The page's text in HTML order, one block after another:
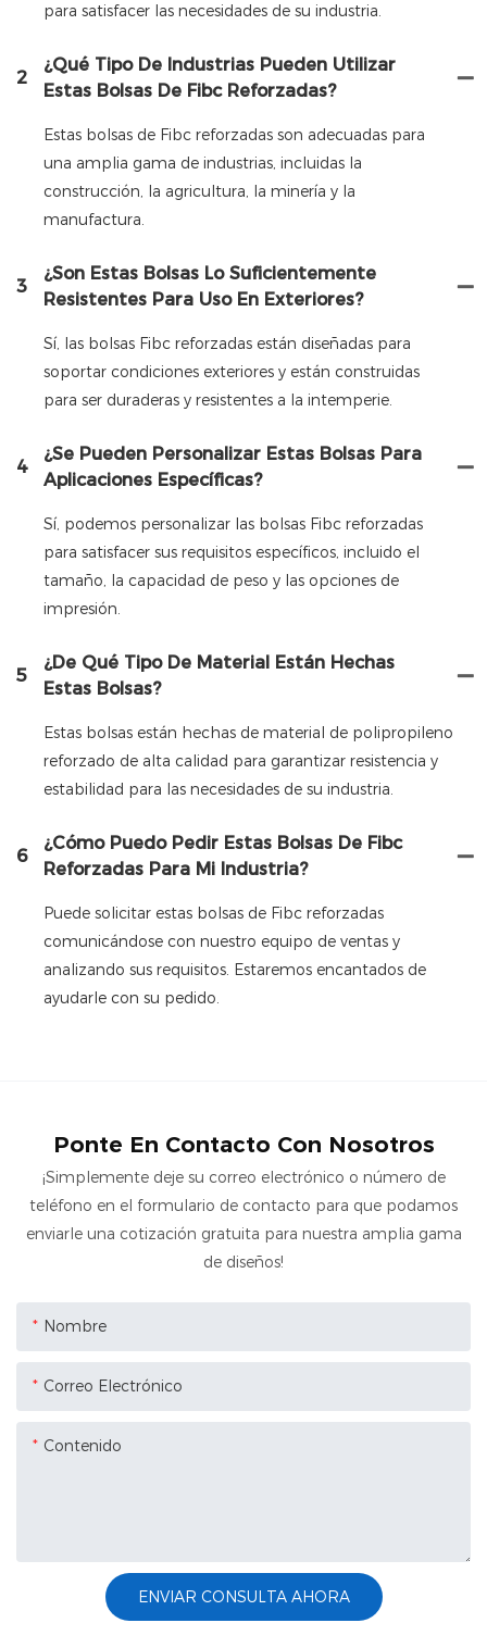
para satisfacer las necesidades de su industria.
2
¿Qué Tipo De Industrias Pueden Utilizar
Estas Bolsas De Fibc Reforzadas?
Estas bolsas de Fibc reforzadas son adecuadas para
una amplia gama de industrias, incluidas la
construcción, la agricultura, la minería y la
manufactura.
3
¿Son Estas Bolsas Lo Suficientemente
Resistentes Para Uso En Exteriores?
Sí, las bolsas Fibc reforzadas están diseñadas para
soportar condiciones exteriores y están construidas
para ser duraderas y resistentes a la intemperie.
4
¿Se Pueden Personalizar Estas Bolsas Para
Aplicaciones Específicas?
Sí, podemos personalizar las bolsas Fibc reforzadas
para satisfacer sus requisitos específicos, incluido el
tamaño, la capacidad de peso y las opciones de
impresión.
5
¿De Qué Tipo De Material Están Hechas
Estas Bolsas?
Estas bolsas están hechas de material de polipropileno
reforzado de alta calidad para garantizar resistencia y
estabilidad para las necesidades de su industria.
6
¿Cómo Puedo Pedir Estas Bolsas De Fibc
Reforzadas Para Mi Industria?
Puede solicitar estas bolsas de Fibc reforzadas
comunicándose con nuestro equipo de ventas y
analizando sus requisitos. Estaremos encantados de
ayudarle con su pedido.
Ponte En Contacto Con Nosotros
¡Simplemente deje su correo electrónico o número de
teléfono en el formulario de contacto para que podamos
enviarle una cotización gratuita para nuestra amplia gama
de diseños!
Nombre
Correo Electrónico
Contenido
ENVIAR CONSULTA AHORA